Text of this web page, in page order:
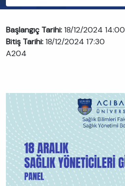
Başlangıç Tarihi:18/12/2024 14:00
Bitiş Tarihi:18/12/2024 17:30
A204